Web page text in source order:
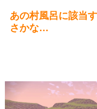
あの村風呂に該当
さかな…